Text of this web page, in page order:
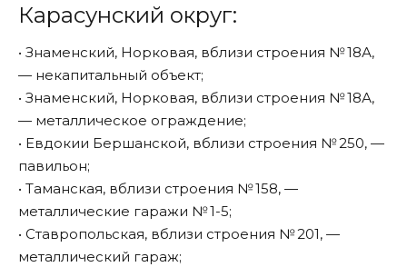
Карасунский округ:
• Знаменский, Норковая, вблизи строения № 18А,
— некапитальный объект;
• Знаменский, Норковая, вблизи строения № 18А,
— металлическое ограждение;
• Евдокии Бершанской, вблизи строения № 250, —
павильон;
• Таманская, вблизи строения № 158, —
металлические гаражи № 1-5;
• Ставропольская, вблизи строения № 201, —
металлический гараж;